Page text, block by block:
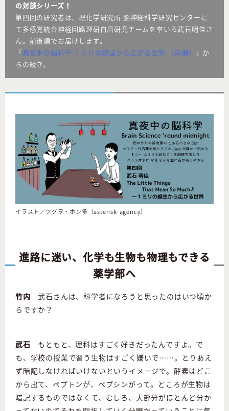
の対談シリーズ！
第四回の研究者は、理化学研究所 脳神経科学研究センターに
て多感覚統合神経回路理研白眉研究チームを率いる武石明佳さ
ん。前後編でお届けします。
「真夜中の脳科学 １ミリの線虫から広がる世界 （前編）
」か
らの続き。
イラスト／ツグヲ・ホン多（asterisk-agency）
進路に迷い、化学も生物も物理もできる
薬学部へ
竹内 武石さんは、科学者になろうと思ったのはいつ頃か
らですか？
武石 もともと、理科はすごく好きだったんですよ。で
も、学校の授業で習う生物はすごく嫌いで……。とりあえ
ず暗記しなければいけないというイメージで。酵素はどこ
から出て、ペプトンが、ペプシンがって。ところが生物は
暗記するものではなくて、むしろ、大部分がほとんど分か